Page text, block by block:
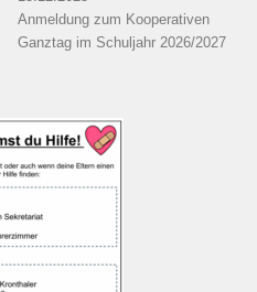
Anmeldung zum Kooperativen
Ganztag im Schuljahr 2026/2027